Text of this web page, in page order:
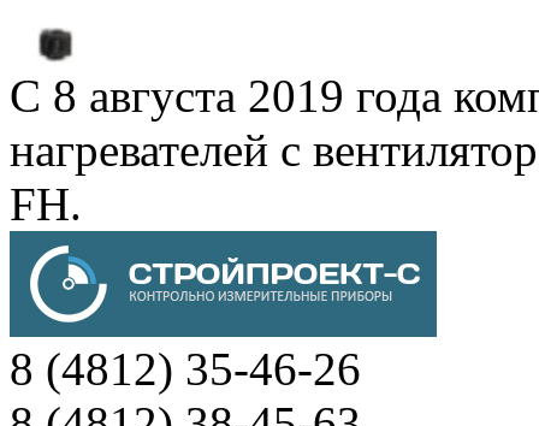
С 8 августа 2019 года
нагревателей с
FH.
8 (4812) 35-46-26